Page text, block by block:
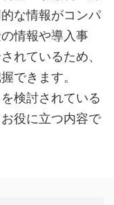
な情報がコンパ
情報や導入事
れているため、
できます。
検討されている
役に立つ内容で